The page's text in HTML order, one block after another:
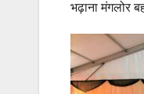
भढ़ाना मंगलोर